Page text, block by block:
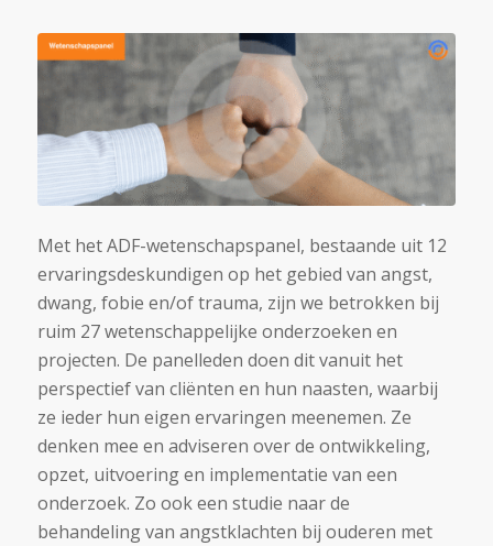
Met het ADF-wetenschapspanel, bestaande uit 12
ervaringsdeskundigen op het gebied van angst,
dwang, fobie en/of trauma, zijn we betrokken bij
ruim 27 wetenschappelijke onderzoeken en
projecten. De panelleden doen dit vanuit het
perspectief van cliënten en hun naasten, waarbij
ze ieder hun eigen ervaringen meenemen. Ze
denken mee en adviseren over de ontwikkeling,
opzet, uitvoering en implementatie van een
onderzoek. Zo ook een studie naar de
behandeling van angstklachten bij ouderen met